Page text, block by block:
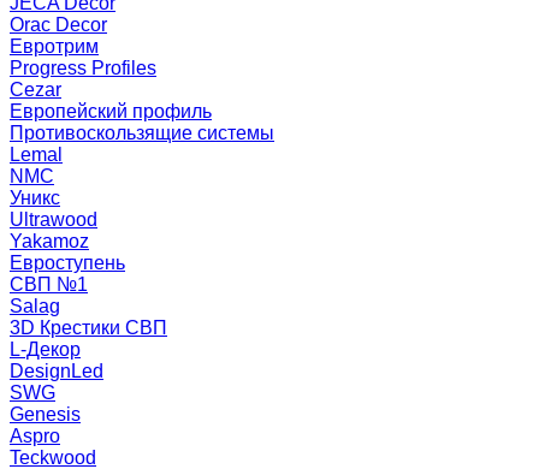
Orac Decor
Евротрим
Progress Profiles
Cezar
Европейский профиль
Противоскользящие системы
Lemal
NMC
Уникс
Ultrawood
Yakamoz
Евроступень
СВП №1
Salag
3D Крестики СВП
L-Декор
DesignLed
SWG
Genesis
Aspro
Teckwood